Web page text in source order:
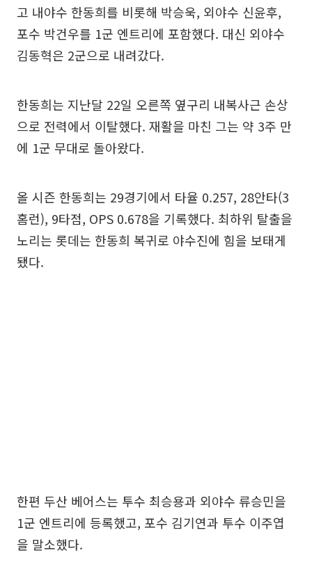
고 내야수 한동희를 비롯해 박승욱, 외야수 신윤후,
포수 박건우를 1군 엔트리에 포함했다. 대신 외야수
김동혁은 2군으로 내려갔다.
한동희는 지난달 22일 오른쪽 옆구리 내복사근 손상
으로 전력에서 이탈했다. 재활을 마친 그는 약 3주 만
에 1군 무대로 돌아왔다.
올 시즌 한동희는 29경기에서 타율 0.257, 28안타(3
홈런), 9타점, OPS 0.678을 기록했다. 최하위 탈출을
노리는 롯데는 한동희 복귀로 야수진에 힘을 보태게
됐다.
한편 두산 베어스는 투수 최승용과 외야수 류승민을
1군 엔트리에 등록했고, 포수 김기연과 투수 이주엽
을 말소했다.